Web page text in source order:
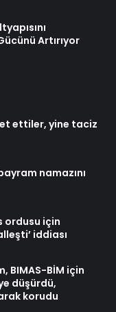
Artırıyor
ettiler, yine taciz
namazını
ordusu için
iddiası
BIMAS-BİM için
düşürdü,
korudu